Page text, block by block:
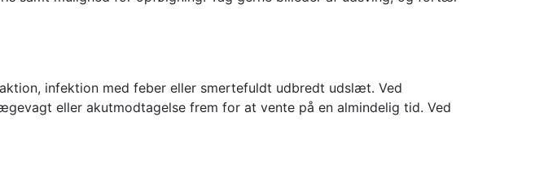
infektion med feber eller smertefuldt udbredt udslæt. Ved
eller akutmodtagelse frem for at vente på en almindelig tid. Ved